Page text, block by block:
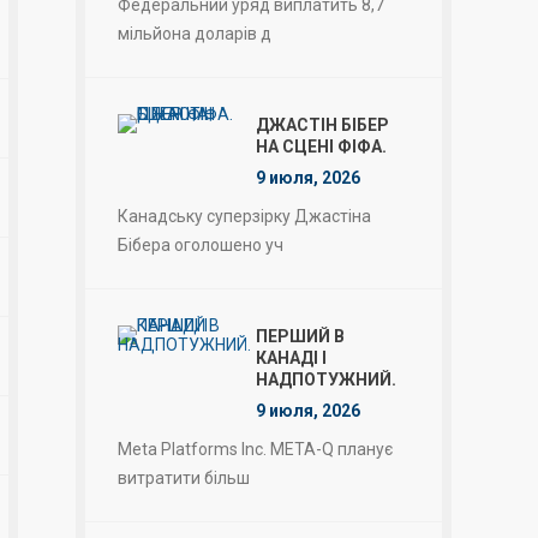
Федеральний уряд виплатить 8,7
мільйона доларів д
ДЖАСТІН БІБЕР
НА СЦЕНІ ФІФА.
9 июля, 2026
Канадську суперзірку Джастіна
Бібера оголошено уч
ПЕРШИЙ В
КАНАДІ І
НАДПОТУЖНИЙ.
9 июля, 2026
Meta Platforms Inc. META-Q планує
витратити більш